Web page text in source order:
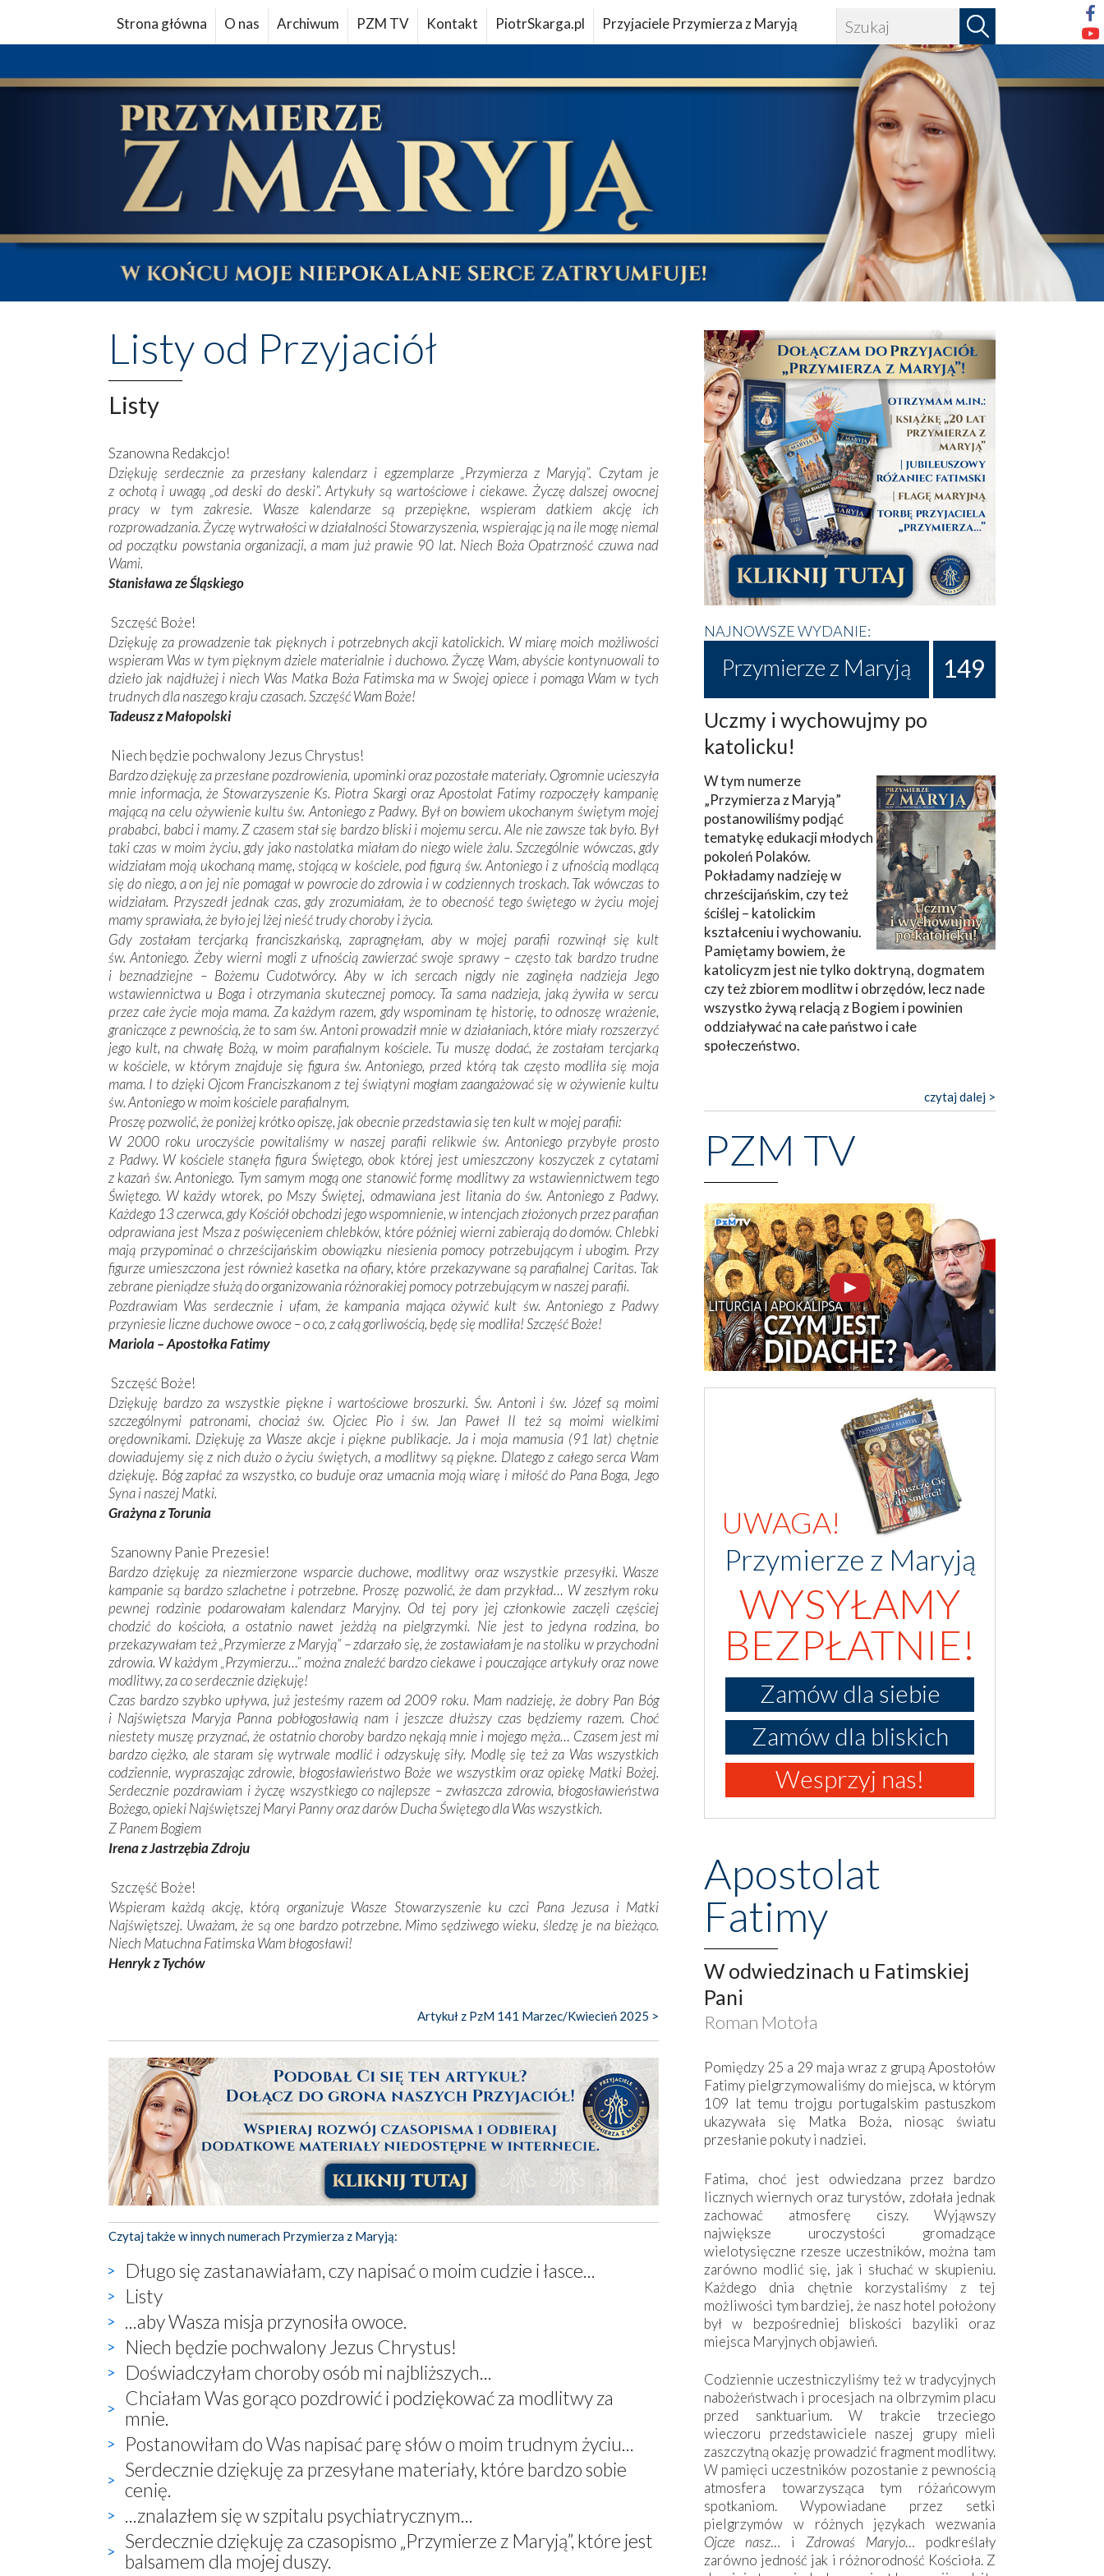
Strona główna O nas Archiwum PZM TV Kontakt PiotrSkarga.pl Przyjaciele Przymierza z Maryją
Listy od Przyjaciół
Listy
Szanowna Redakcjo!
Dziękuję serdecznie za przesłany kalendarz i egzemplarze „Przymierza z Maryją”. Czytam je
z ochotą i uwagą „od deski do deski”. Artykuły są wartościowe i ciekawe. Życzę dalszej owocnej
pracy w tym zakresie. Wasze kalendarze są przepiękne, wspieram datkiem akcję ich
rozprowadzania. Życzę wytrwałości w działalności Stowarzyszenia, wspierając ją na ile mogę niemal
od początku powstania organizacji, a mam już prawie 90 lat. Niech Boża Opatrzność czuwa nad
Wami.
Stanisława ze Śląskiego
Szczęść Boże!
Dziękuję za prowadzenie tak pięknych i potrzebnych akcji katolickich. W miarę moich możliwości
wspieram Was w tym pięknym dziele materialnie i duchowo. Życzę Wam, abyście kontynuowali to
dzieło jak najdłużej i niech Was Matka Boża Fatimska ma w Swojej opiece i pomaga Wam w tych
trudnych dla naszego kraju czasach. Szczęść Wam Boże!
Tadeusz z Małopolski
Niech będzie pochwalony Jezus Chrystus!
Bardzo dziękuję za przesłane pozdrowienia, upominki oraz pozostałe materiały. Ogromnie ucieszyła
mnie informacja, że Stowarzyszenie Ks. Piotra Skargi oraz Apostolat Fatimy rozpoczęły kampanię
mającą na celu ożywienie kultu św. Antoniego z Padwy. Był on bowiem ukochanym świętym mojej
prababci, babci i mamy. Z czasem stał się bardzo bliski i mojemu sercu. Ale nie zawsze tak było. Był
taki czas w moim życiu, gdy jako nastolatka miałam do niego wiele żalu. Szczególnie wówczas, gdy
widziałam moją ukochaną mamę, stojącą w kościele, pod figurą św. Antoniego i z ufnością modlącą
się do niego, a on jej nie pomagał w powrocie do zdrowia i w codziennych troskach. Tak wówczas to
widziałam. Przyszedł jednak czas, gdy zrozumiałam, że to obecność tego świętego w życiu mojej
mamy sprawiała, że było jej lżej nieść trudy choroby i życia.
Gdy zostałam tercjarką franciszkańską, zapragnęłam, aby w mojej parafii rozwinął się kult
św. Antoniego. Żeby wierni mogli z ufnością zawierzać swoje sprawy – często tak bardzo trudne
i beznadziejne – Bożemu Cudotwórcy. Aby w ich sercach nigdy nie zaginęła nadzieja Jego
wstawiennictwa u Boga i otrzymania skutecznej pomocy. Ta sama nadzieja, jaką żywiła w sercu
przez całe życie moja mama. Za każdym razem, gdy wspominam tę historię, to odnoszę wrażenie,
graniczące z pewnością, że to sam św. Antoni prowadził mnie w działaniach, które miały rozszerzyć
jego kult, na chwałę Bożą, w moim parafialnym kościele. Tu muszę dodać, że zostałam tercjarką
w kościele, w którym znajduje się figura św. Antoniego, przed którą tak często modliła się moja
mama. I to dzięki Ojcom Franciszkanom z tej świątyni mogłam zaangażować się w ożywienie kultu
św. Antoniego w moim kościele parafialnym.
Proszę pozwolić, że poniżej krótko opiszę, jak obecnie przedstawia się ten kult w mojej parafii:
W 2000 roku uroczyście powitaliśmy w naszej parafii relikwie św. Antoniego przybyłe prosto
z Padwy. W kościele stanęła figura Świętego, obok której jest umieszczony koszyczek z cytatami
z kazań św. Antoniego. Tym samym mogą one stanowić formę modlitwy za wstawiennictwem tego
Świętego. W każdy wtorek, po Mszy Świętej, odmawiana jest litania do św. Antoniego z Padwy.
Każdego 13 czerwca, gdy Kościół obchodzi jego wspomnienie, w intencjach złożonych przez parafian
odprawiana jest Msza z poświęceniem chlebków, które później wierni zabierają do domów. Chlebki
mają przypominać o chrześcijańskim obowiązku niesienia pomocy potrzebującym i ubogim. Przy
figurze umieszczona jest również kasetka na ofiary, które przekazywane są parafialnej Caritas. Tak
zebrane pieniądze służą do organizowania różnorakiej pomocy potrzebującym w naszej parafii.
Pozdrawiam Was serdecznie i ufam, że kampania mająca ożywić kult św. Antoniego z Padwy
przyniesie liczne duchowe owoce – o co, z całą gorliwością, będę się modliła! Szczęść Boże!
Mariola – Apostołka Fatimy
Szczęść Boże!
Dziękuję bardzo za wszystkie piękne i wartościowe broszurki. Św. Antoni i św. Józef są moimi
szczególnymi patronami, chociaż św. Ojciec Pio i św. Jan Paweł II też są moimi wielkimi
orędownikami. Dziękuję za Wasze akcje i piękne publikacje. Ja i moja mamusia (91 lat) chętnie
dowiadujemy się z nich dużo o życiu świętych, a modlitwy są piękne. Dlatego z całego serca Wam
dziękuję. Bóg zapłać za wszystko, co buduje oraz umacnia moją wiarę i miłość do Pana Boga, Jego
Syna i naszej Matki.
Grażyna z Torunia
Szanowny Panie Prezesie!
Bardzo dziękuję za niezmierzone wsparcie duchowe, modlitwy oraz wszystkie przesyłki. Wasze
kampanie są bardzo szlachetne i potrzebne. Proszę pozwolić, że dam przykład… W zeszłym roku
pewnej rodzinie podarowałam kalendarz Maryjny. Od tej pory jej członkowie zaczęli częściej
chodzić do kościoła, a ostatnio nawet jeżdżą na pielgrzymki. Nie jest to jedyna rodzina, bo
przekazywałam też „Przymierze z Maryją” – zdarzało się, że zostawiałam je na stoliku w przychodni
zdrowia. W każdym „Przymierzu…” można znaleźć bardzo ciekawe i pouczające artykuły oraz nowe
modlitwy, za co serdecznie dziękuję!
Czas bardzo szybko upływa, już jesteśmy razem od 2009 roku. Mam nadzieję, że dobry Pan Bóg
i Najświętsza Maryja Panna pobłogosławią nam i jeszcze dłuższy czas będziemy razem. Choć
niestety muszę przyznać, że ostatnio choroby bardzo nękają mnie i mojego męża… Czasem jest mi
bardzo ciężko, ale staram się wytrwale modlić i odzyskuję siły. Modlę się też za Was wszystkich
codziennie, wypraszając zdrowie, błogosławieństwo Boże we wszystkim oraz opiekę Matki Bożej.
Serdecznie pozdrawiam i życzę wszystkiego co najlepsze – zwłaszcza zdrowia, błogosławieństwa
Bożego, opieki Najświętszej Maryi Panny oraz darów Ducha Świętego dla Was wszystkich.
Z Panem Bogiem
Irena z Jastrzębia Zdroju
Szczęść Boże!
Wspieram każdą akcję, którą organizuje Wasze Stowarzyszenie ku czci Pana Jezusa i Matki
Najświętszej. Uważam, że są one bardzo potrzebne. Mimo sędziwego wieku, śledzę je na bieżąco.
Niech Matuchna Fatimska Wam błogosławi!
Henryk z Tychów
Artykuł z PzM 141 Marzec/Kwiecień 2025 >
Czytaj także w innych numerach Przymierza z Maryją:
Długo się zastanawiałam, czy napisać o moim cudzie i łasce...
Listy
...aby Wasza misja przynosiła owoce.
Niech będzie pochwalony Jezus Chrystus!
Doświadczyłam choroby osób mi najbliższych...
Chciałam Was gorąco pozdrowić i podziękować za modlitwy za
mnie.
Postanowiłam do Was napisać parę słów o moim trudnym życiu...
Serdecznie dziękuję za przesyłane materiały, które bardzo sobie
cenię.
...znalazłem się w szpitalu psychiatrycznym...
Serdecznie dziękuję za czasopismo „Przymierze z Maryją”, które jest
balsamem dla mojej duszy.
NAJNOWSZE WYDANIE:
Przymierze z Maryją 149
Uczmy i wychowujmy po
katolicku!
W tym numerze
„Przymierza z Maryją”
postanowiliśmy podjąć
tematykę edukacji młodych
pokoleń Polaków.
Pokładamy nadzieję w
chrześcijańskim, czy też
ściślej – katolickim
kształceniu i wychowaniu.
Pamiętamy bowiem, że
katolicyzm jest nie tylko doktryną, dogmatem
czy też zbiorem modlitw i obrzędów, lecz nade
wszystko żywą relacją z Bogiem i powinien
oddziaływać na całe państwo i całe
społeczeństwo.
czytaj dalej >
PZM TV
UWAGA!
Przymierze z Maryją
WYSYŁAMY
BEZPŁATNIE!
Zamów dla siebie
Zamów dla bliskich
Wesprzyj nas!
Apostolat
Fatimy
W odwiedzinach u Fatimskiej
Pani
Roman Motoła
Pomiędzy 25 a 29 maja wraz z grupą Apostołów
Fatimy pielgrzymowaliśmy do miejsca, w którym
109 lat temu trojgu portugalskim pastuszkom
ukazywała się Matka Boża, niosąc światu
przesłanie pokuty i nadziei.
Fatima, choć jest odwiedzana przez bardzo
licznych wiernych oraz turystów, zdołała jednak
zachować atmosferę ciszy. Wyjąwszy
największe uroczystości gromadzące
wielotysięczne rzesze uczestników, można tam
zarówno modlić się, jak i słuchać w skupieniu.
Każdego dnia chętnie korzystaliśmy z tej
możliwości tym bardziej, że nasz hotel położony
był w bezpośredniej bliskości bazyliki oraz
miejsca Maryjnych objawień.
Codziennie uczestniczyliśmy też w tradycyjnych
nabożeństwach i procesjach na olbrzymim placu
przed sanktuarium. W trakcie trzeciego
wieczoru przedstawiciele naszej grupy mieli
zaszczytną okazję prowadzić fragment modlitwy.
W pamięci uczestników pozostanie z pewnością
atmosfera towarzysząca tym różańcowym
spotkaniom. Wypowiadane przez setki
pielgrzymów w różnych językach wezwania
Ojcze nasz… i Zdrowaś Maryjo… podkreślały
zarówno jedność jak i różnorodność Kościoła. Z